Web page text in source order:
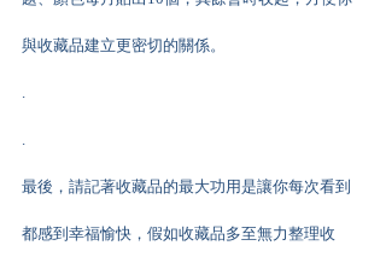
與收藏品建立更密切的關係。
.
.
最後，請記著收藏品的最大功用是讓你每次看到
都感到幸福愉快，假如收藏品多至無力整理收